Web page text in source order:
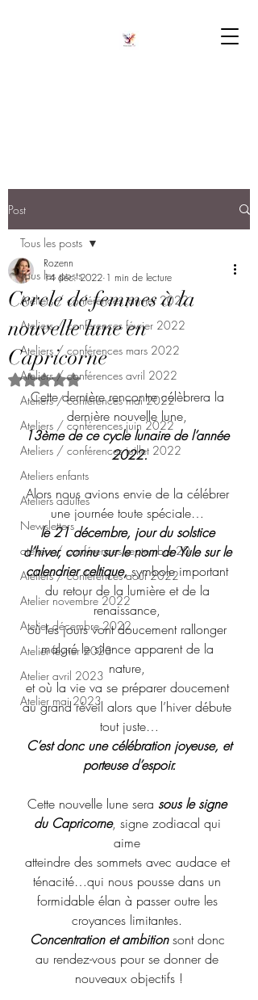
Post
Tous les posts
Ateliers / conférences janvier 2022
Ateliers / conférences février 2022
Ateliers / conférences mars 2022
Ateliers / conférences avril 2022
Ateliers / conférences mai 2022
Ateliers / conférences juin 2022
Ateliers / conférences juillet 2022
Ateliers enfants
Ateliers adultes
Newsletters
ateliers / conférences septembre 20
Ateliers / conférences août 2022
Atelier novembre 2022
Atelier décembre 2022
Atelier février 2023
Atelier avril 2023
Atelier mai 2023
Tous les posts
Cercle de femmes à la
nouvelle lune en
Capricorne
Rozenn
14 déc. 2022 1 min de lecture
Noté NaN étoiles sur 5.
Cette dernière rencontre célèbrera la
dernière nouvelle lune,
13ème de ce cycle lunaire de l’année
2022.
Alors nous avions envie de la célébrer
une journée toute spéciale…
le 21 décembre, jour du solstice
d’hiver, connu sur le nom de Yule sur le
calendrier celtique, symbole important
du retour de la lumière et de la
renaissance,
où les jours vont doucement rallonger
malgré le silence apparent de la
nature,
et où la vie va se préparer doucement
au grand réveil alors que l’hiver débute
tout juste…
porteuse d’espoir.
Cette nouvelle lune sera sous le signe
du Capricorne, signe zodiacal qui
aime
atteindre des sommets avec audace et
ténacité…qui nous pousse dans un
formidable élan à passer outre les
croyances limitantes.
Concentration et ambition sont donc
au rendez-vous pour se donner de
nouveaux objectifs !